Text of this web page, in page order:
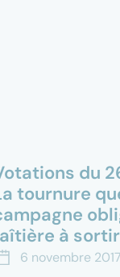
du
tournure
à
26 novembre
6 novembre 2017